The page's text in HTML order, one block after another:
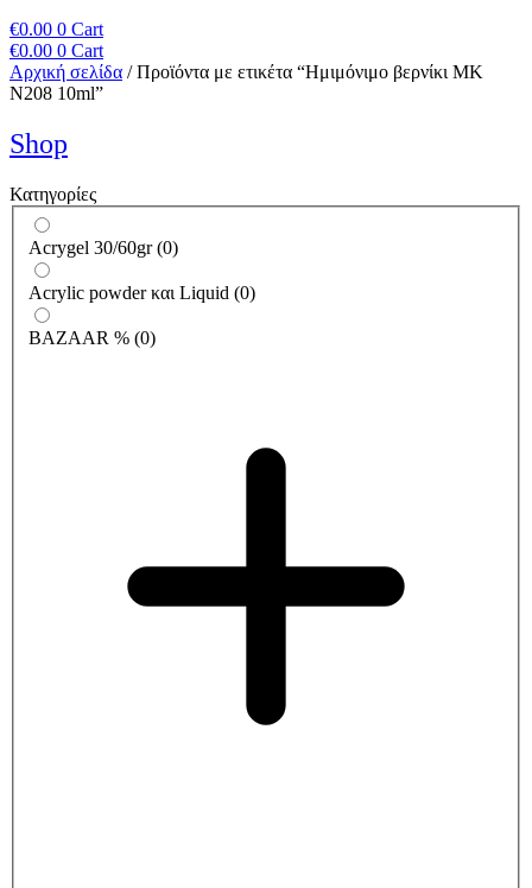
€0.00 0 Cart
€0.00 0 Cart
Αρχική σελίδα / Προϊόντα με ετικέτα “Ημιμόνιμο βερνίκι ΜΚ
Ν208 10ml”
Shop
Κατηγορίες
Acrygel 30/60gr (0)
Acrylic powder και Liquid (0)
BAZAAR % (0)